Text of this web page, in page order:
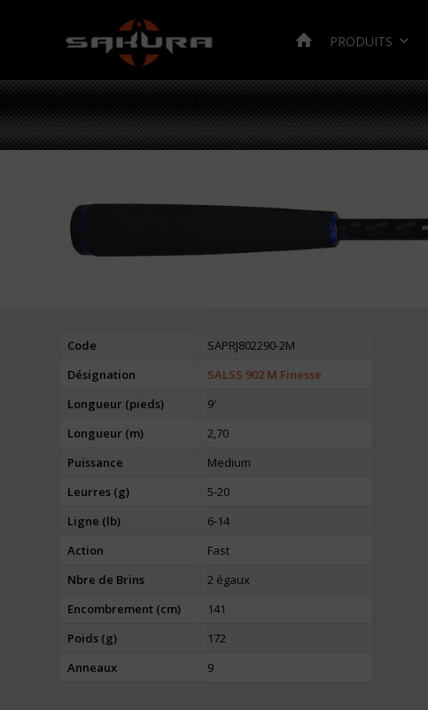
PRODUITS
Code
SAPRJ802290-2M
Désignation
SALSS 902 M Finesse
Longueur (pieds)
9′
Longueur (m)
2,70
Puissance
Medium
Leurres (g)
5-20
Ligne (lb)
6-14
Action
Fast
Nbre de Brins
2 égaux
Encombrement (cm)
141
Poids (g)
172
Anneaux
9